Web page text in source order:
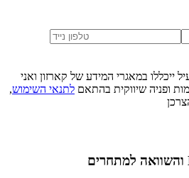
ייכללו במאגרי המידע של קארזון ואני
ופניה שיווקית בהתאם לתנאי השימוש,